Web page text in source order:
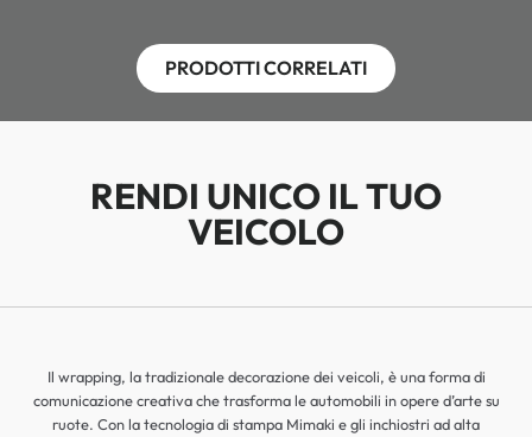
PRODOTTI CORRELATI
RENDI UNICO IL TUO
VEICOLO
Il wrapping, la tradizionale decorazione dei veicoli, è una forma di
comunicazione creativa che trasforma le automobili in opere d’arte su
ruote. Con la tecnologia di stampa Mimaki e gli inchiostri ad alta